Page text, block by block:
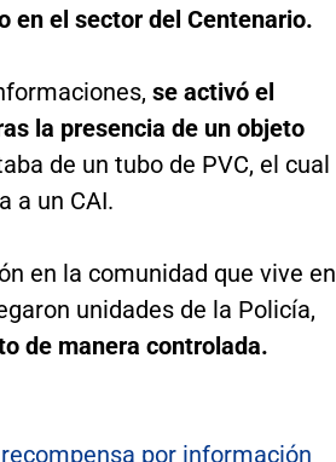
en el sector del Centenario.
se activó el
la presencia de un objeto
de un tubo de PVC, el cual
a un CAI.
en la comunidad que vive en
unidades de la Policía,
de manera controlada.
por información